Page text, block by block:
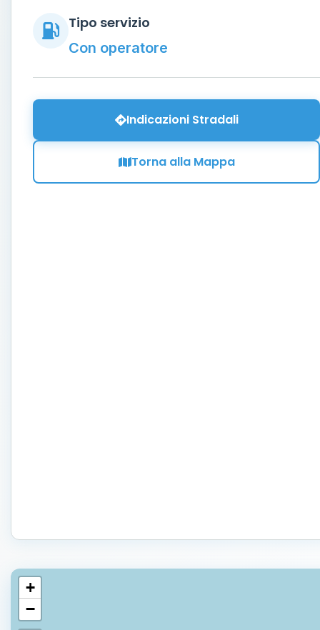
Tipo servizio
Con operatore
Indicazioni Stradali
Torna alla Mappa
+
−